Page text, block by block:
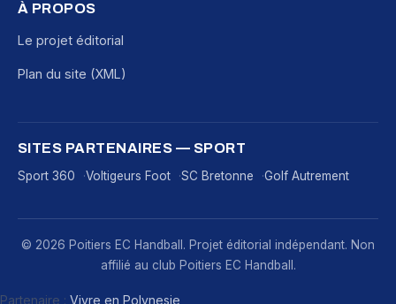
À PROPOS
Le projet éditorial
Plan du site (XML)
SITES PARTENAIRES — SPORT
Sport 360 Voltigeurs Foot SC Bretonne Golf Autrement
© 2026 Poitiers EC Handball. Projet éditorial indépendant. Non
affilié au club Poitiers EC Handball.
Partenaire : Vivre en Polynesie